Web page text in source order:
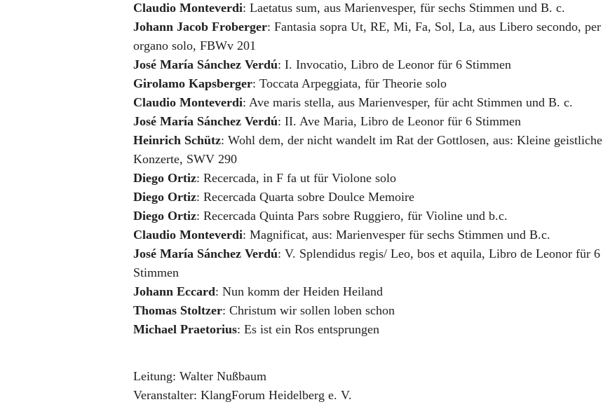
Claudio Monteverdi: Laetatus sum, aus Marienvesper, für sechs Stimmen und B. c.
Johann Jacob Froberger: Fantasia sopra Ut, RE, Mi, Fa, Sol, La, aus Libero secondo, per
organo solo, FBWv 201
José María Sánchez Verdú: I. Invocatio, Libro de Leonor für 6 Stimmen
Girolamo Kapsberger: Toccata Arpeggiata, für Theorie solo
Claudio Monteverdi: Ave maris stella, aus Marienvesper, für acht Stimmen und B. c.
José María Sánchez Verdú: II. Ave Maria, Libro de Leonor für 6 Stimmen
Heinrich Schütz: Wohl dem, der nicht wandelt im Rat der Gottlosen, aus: Kleine geistliche
Konzerte, SWV 290
Diego Ortiz: Recercada, in F fa ut für Violone solo
Diego Ortiz: Recercada Quarta sobre Doulce Memoire
Diego Ortiz: Recercada Quinta Pars sobre Ruggiero, für Violine und b.c.
Claudio Monteverdi: Magnificat, aus: Marienvesper für sechs Stimmen und B.c.
José María Sánchez Verdú: V. Splendidus regis/ Leo, bos et aquila, Libro de Leonor für 6
Stimmen
Johann Eccard: Nun komm der Heiden Heiland
Thomas Stoltzer: Christum wir sollen loben schon
Michael Praetorius: Es ist ein Ros entsprungen
Leitung: Walter Nußbaum
Veranstalter: KlangForum Heidelberg e. V.